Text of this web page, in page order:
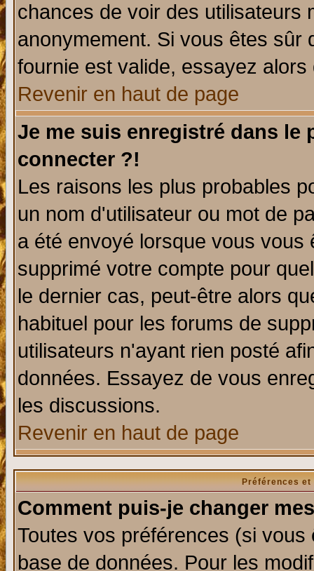
chances de voir des utilisateurs
anonymement. Si vous êtes sûr
fournie est valide, essayez
Revenir en haut de page
Je me suis enregistré dans le
connecter ?!
Les raisons les plus probables
un nom d'utilisateur ou mot de
a été envoyé lorsque vous
supprimé votre compte pour
le dernier cas, peut-être alors
habituel pour les forums de
utilisateurs n'ayant rien posté
données. Essayez de vous
les discussions.
Revenir en haut de page
Préférences
Comment puis-je changer
Toutes vos préférences (si
base de données. Pour les